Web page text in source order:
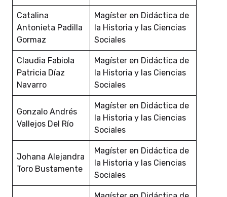
Catalina
Antonieta Padilla
Gormaz
Magíster en Didáctica de
la Historia y las Ciencias
Sociales
Claudia Fabiola
Patricia Díaz
Navarro
Magíster en Didáctica de
la Historia y las Ciencias
Sociales
Gonzalo Andrés
Vallejos Del Río
Magíster en Didáctica de
la Historia y las Ciencias
Sociales
Johana Alejandra
Toro Bustamente
Magíster en Didáctica de
la Historia y las Ciencias
Sociales